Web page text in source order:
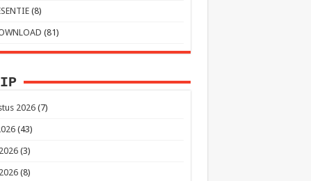
(8)
(81)
2026(7)
(43)
(3)
(8)